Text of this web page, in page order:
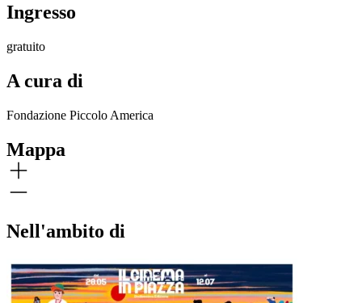
Ingresso
gratuito
A cura di
Fondazione Piccolo America
Mappa
Nell'ambito di